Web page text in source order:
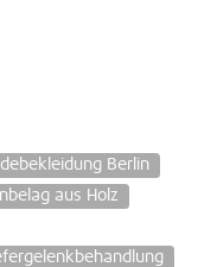
Berlin
aus Holz